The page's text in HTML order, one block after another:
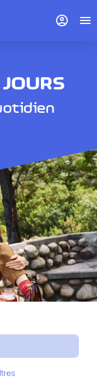
account_circle menu